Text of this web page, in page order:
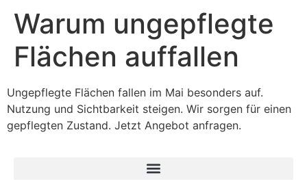
Warum ungepflegte
Flächen auffallen
Ungepflegte Flächen fallen im Mai besonders auf.
Nutzung und Sichtbarkeit steigen. Wir sorgen für einen
gepflegten Zustand. Jetzt Angebot anfragen.